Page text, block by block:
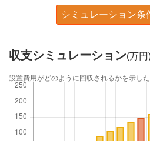
シミュレーション条
収支シミュレーション(万円
設置費用がどのように回収されるかを示した